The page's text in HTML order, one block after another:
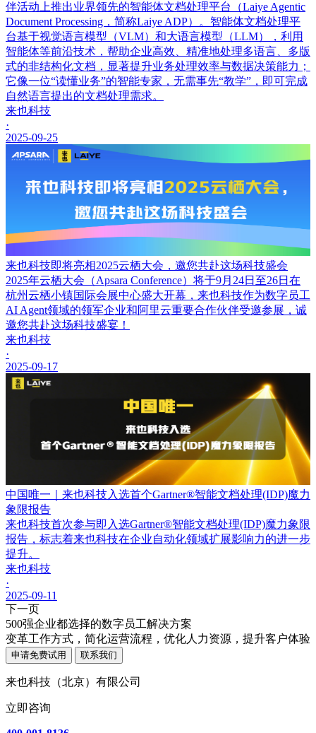
伴活动上推出业界领先的智能体文档处理平台（Laiye Agentic
Document Processing，简称Laiye ADP）。智能体文档处理平
台基于视觉语言模型（VLM）和大语言模型（LLM），利用
智能体等前沿技术，帮助企业高效、精准地处理多语言、多版
式的非结构化文档，显著提升业务处理效率与数据决策能力；
它像一位“读懂业务”的智能专家，无需事先“教学”，即可完成
自然语言提出的文档处理需求。
来也科技
·
2025-09-25
来也科技即将亮相2025云栖大会，邀您共赴这场科技盛会
2025年云栖大会（Apsara Conference）将于9月24日至26日在
杭州云栖小镇国际会展中心盛大开幕，来也科技作为数字员工
AI Agent领域的领军企业和阿里云重要合作伙伴受邀参展，诚
邀您共赴这场科技盛宴！
来也科技
·
2025-09-17
中国唯一｜来也科技入选首个Gartner®智能文档处理(IDP)魔力
象限报告
来也科技首次参与即入选Gartner®智能文档处理(IDP)魔力象限
报告，标志着来也科技在企业自动化领域扩展影响力的进一步
提升。
来也科技
·
2025-09-11
下一页
500强企业都选择的数字员工解决方案
变革工作方式，简化运营流程，优化人力资源，提升客户体验
申请免费试用 联系我们
来也科技（北京）有限公司
立即咨询